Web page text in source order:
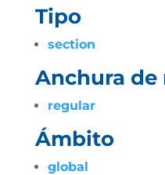
Tipo
section
Anchura
regular
Ámbito
global